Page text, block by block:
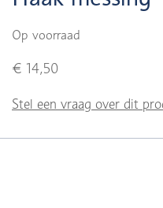
Op voorraad
€ 14,50
Stel een vraag over dit